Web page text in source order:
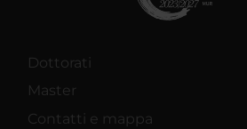
Dottorati
Master
Contatti e mappa